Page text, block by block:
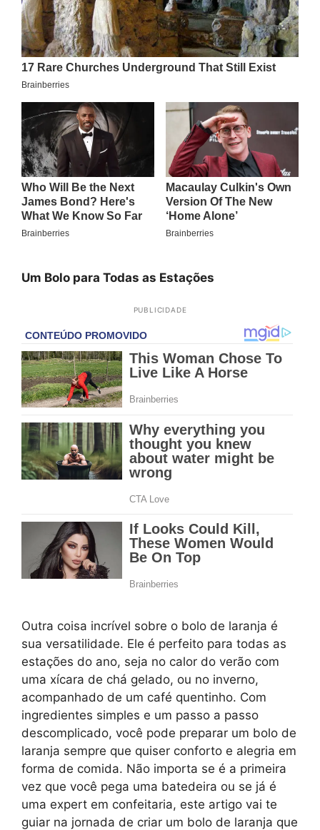
Um Bolo para Todas as Estações
PUBLICIDADE
Outra coisa incrível sobre o bolo de laranja é
sua versatilidade. Ele é perfeito para todas as
estações do ano, seja no calor do verão com
uma xícara de chá gelado, ou no inverno,
acompanhado de um café quentinho. Com
ingredientes simples e um passo a passo
descomplicado, você pode preparar um bolo de
laranja sempre que quiser conforto e alegria em
forma de comida. Não importa se é a primeira
vez que você pega uma batedeira ou se já é
uma expert em confeitaria, este artigo vai te
guiar na jornada de criar um bolo de laranja que